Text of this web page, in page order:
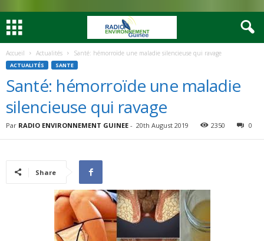
Accueil Actualités Santé: hémorroïde une maladie silencieuse qui ravage
ACTUALITÉS SANTE
Santé: hémorroïde une maladie
silencieuse qui ravage
Par RADIO ENVIRONNEMENT GUINEE - 20th August 2019 2350 0
Share